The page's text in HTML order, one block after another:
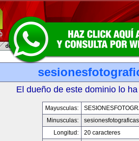
El dueño de este dominio lo
Mayusculas:
Minusculas:
Longitud:
20 caracteres